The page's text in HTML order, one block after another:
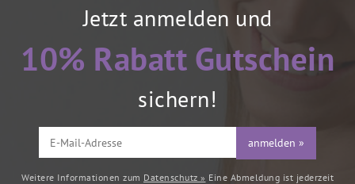
Jetzt anmelden und
10% Rabatt Gutschein
sichern!
anmelden »
Weitere Informationen zum Datenschutz » Eine Abmeldung ist jederzeit